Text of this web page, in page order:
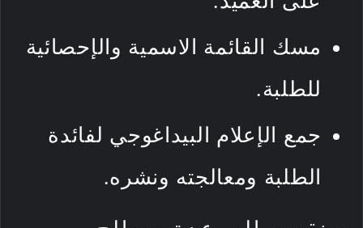
مسك القائمة الاسمية والإحصائية
للطلبة.
جمع الإعلام البيداغوجي لفائدة
الطلبة ومعالجته ونشره.